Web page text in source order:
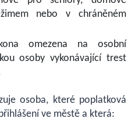
nebo v chráněném
omezena na osobní
osoby vykonávající trest
osoba, které poplatková
ve městě a která: